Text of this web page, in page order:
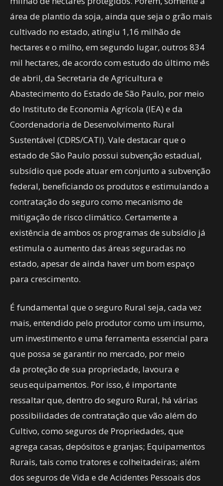
área de plantio da soja, ainda que seja o grão mais
cultivado no estado, atingiu 1,16 milhão de
hectares e o milho, em segundo lugar, outros 834
mil hectares, de acordo com estudo do último mês
de abril, da Secretaria de Agricultura e
Abastecimento do Estado de São Paulo, por meio
do Instituto de Economia Agrícola (IEA) e da
Coordenadoria de Desenvolvimento Rural
Sustentável (CDRS/CATI). Vale destacar que o
estado de São Paulo possui subvenção estadual,
subsídio que pode atuar em conjunto a subvenção
federal, beneficiando os produtos e estimulando a
contratação do seguro como mecanismo de
mitigação de risco climático. Certamente a
existência de ambos os programas de subsídio já
estimula o aumento das áreas seguradas no
estado, apesar de ainda haver um bom espaço
para crescimento.
É fundamental que o seguro Rural seja, cada vez
mais, entendido pelo produtor como um insumo,
um investimento e uma ferramenta essencial para
que possa se garantir no mercado, por meio
da proteção de sua propriedade, lavoura e
seus equipamentos. Por isso, é importante
ressaltar que, dentro do seguro Rural, há várias
possibilidades de contratação que vão além do
Cultivo, como seguros de Propriedades, que
agrega casas, depósitos e granjas; Equipamentos
Rurais, tais como tratores e colheitadeiras; além
dos seguros de Vida e de Acidentes Pessoais dos